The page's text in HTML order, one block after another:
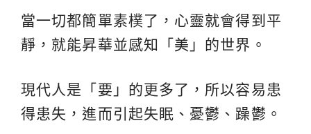
當一切都簡單素樸了，心靈就會得到平
靜，就能昇華並感知「美」的世界。
現代人是「要」的更多了，所以容易患
得患失，進而引起失眠、憂鬱、躁鬱。